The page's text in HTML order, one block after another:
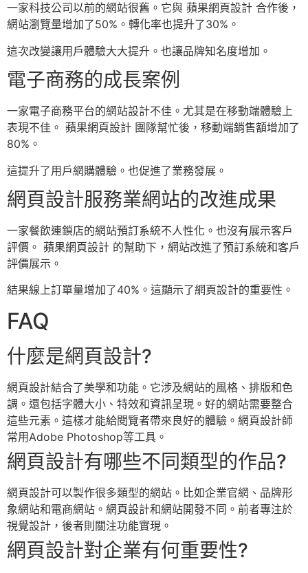
一家科技公司以前的網站很舊。它與 蘋果網頁設計 合作後，
網站瀏覽量增加了50%。轉化率也提升了30%。
這次改變讓用戶體驗大大提升。也讓品牌知名度增加。
電子商務的成長案例
一家電子商務平台的網站設計不佳。尤其是在移動端體驗上
表現不佳。 蘋果網頁設計 團隊幫忙後，移動端銷售額增加了
80%。
這提升了用戶網購體驗。也促進了業務發展。
網頁設計服務業網站的改進成果
一家餐飲連鎖店的網站預訂系統不人性化。也沒有展示客戶
評價。 蘋果網頁設計 的幫助下，網站改進了預訂系統和客戶
評價展示。
結果線上訂單量增加了40%。這顯示了網頁設計的重要性。
FAQ
什麼是網頁設計?
網頁設計結合了美學和功能。它涉及網站的風格、排版和色
調。還包括字體大小、特效和資訊呈現。好的網站需要整合
這些元素。這樣才能給閱覽者帶來良好的體驗。網頁設計師
常用Adobe Photoshop等工具。
網頁設計有哪些不同類型的作品?
網頁設計可以製作很多類型的網站。比如企業官網、品牌形
象網站和電商網站。網頁設計和網站開發不同。前者專注於
視覺設計，後者則關注功能實現。
網頁設計對企業有何重要性?